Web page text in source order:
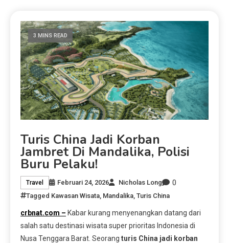
3 MINS READ
Turis China Jadi Korban
Jambret Di Mandalika, Polisi
Buru Pelaku!
Travel Februari 24, 2026 Nicholas Long 0
Tagged Kawasan Wisata Mandalika Turis China
crbnat.com – Kabar kurang menyenangkan datang dari
salah satu destinasi wisata super prioritas Indonesia di
Nusa Tenggara Barat. Seorang turis China jadi korban